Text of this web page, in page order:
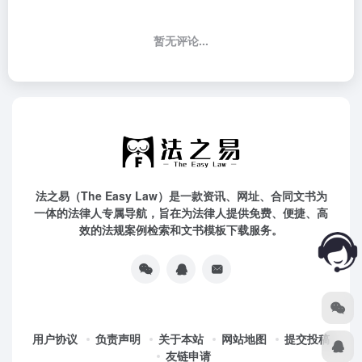
暂无评论...
法之易（The Easy Law）是一款资讯、网址、合同文书为
一体的法律人专属导航，旨在为法律人提供免费、便捷、高
效的法规案例检索和文书模板下载服务。
用户协议 负责声明 关于本站 网站地图
提交投稿
友链申请